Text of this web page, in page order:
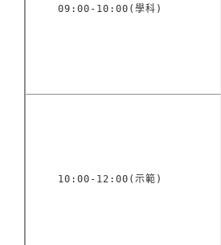
09:00-10:00(學科)
10:00-12:00(示範)